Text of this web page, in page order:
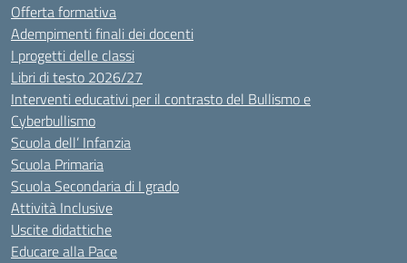
Offerta formativa
Adempimenti finali dei docenti
I progetti delle classi
Libri di testo 2026/27
Interventi educativi per il contrasto del Bullismo e
Cyberbullismo
Scuola dell’ Infanzia
Scuola Primaria
Scuola Secondaria di I grado
Attività Inclusive
Uscite didattiche
Educare alla Pace